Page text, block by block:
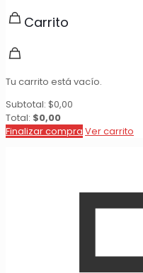
Carrito
Tu carrito está vacío.
Subtotal: $0,00
Total: $0,00
Finalizar compra Ver carrito